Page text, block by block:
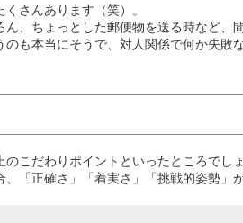
さんあります（笑）。
、ちょっとした郵便物を送る時など、
のも本当にそうで、対人関係で何か失敗
こだわりポイントといったところでしょ
、「正確さ」「着実さ」「挑戦的姿勢」